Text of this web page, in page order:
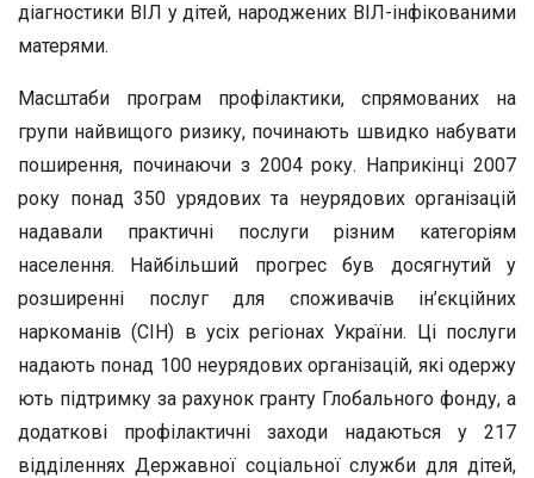
діагностики ВІЛ у дітей, народжених ВІЛ-інфікованими
матерями.
Масштаби програм профілактики, спрямованих на
групи найвищого ризику, починають швидко набувати
поширення, починаючи з 2004 року. Наприкінці 2007
року понад 350 урядових та неурядових організацій
надавали практичні послуги різним категоріям
населення. Найбільший прогрес був досягнутий у
розширенні послуг для споживачів ін’єкційних
наркоманів (СІН) в усіх регіонах України. Ці послуги
надають понад 100 неурядових організацій, які одержу
ють підтримку за рахунок гранту Глобального фонду, а
додаткові профілактичні заходи надаються у 217
відділеннях Державної соціальної служби для дітей,